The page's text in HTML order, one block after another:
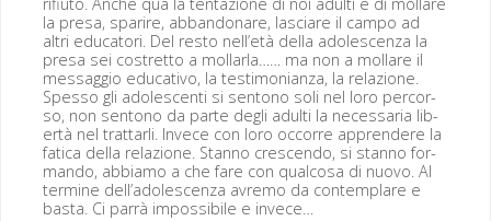
la pre­sa, sparire, abban­donare, las­cia­re il cam­po ad
altri edu­ca­tori. Del resto nell’età del­la ado­lescen­za la
pre­sa sei costret­to a mol­lar­la…… ma non a mol­lare il
mes­sag­gio educa­ti­vo, la tes­ti­mo­ni­an­za, la relazione.
Spes­so gli ado­les­cen­ti si sentono soli nel loro per­cor­
so, non sentono da parte degli adul­ti la nec­es­saria lib­
ertà nel trat­tar­li. Invece con loro occorre appren­dere la
fat­i­ca del­la relazione. Stan­no crescen­do, si stan­no for­
man­do, abbi­amo a che fare con qual­cosa di nuo­vo. Al
ter­mine dell’adolescenza avre­mo da con­tem­plare e
bas­ta. Ci par­rà impos­si­bile e invece…